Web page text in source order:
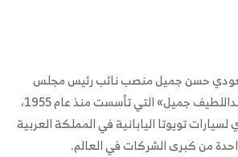
حسن جميل منصب نائب رئيس مجلس
إدارة مجموعة والده «عبداللطيف جميل» التي تأسست منذ عام 1955،
تويوتا اليابانية في المملكة العربية
من كبرى الشركات في العالم.